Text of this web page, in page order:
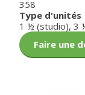
358
Type d'unités
1 ½ (studio), 3
Faire une